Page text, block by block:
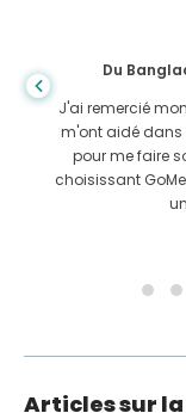
Du
J'ai remercié
m'ont aidé dans
pour me faire
choisissant
Articles sur